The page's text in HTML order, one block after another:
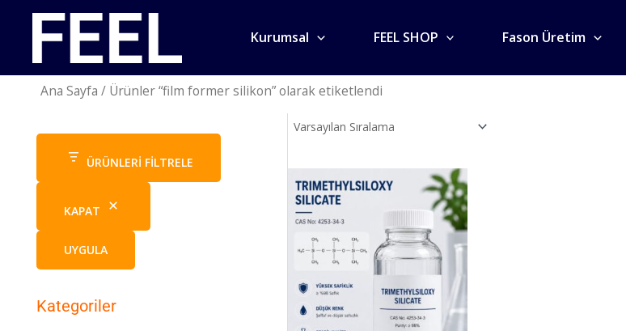
Kurumsal FEEL SHOP Fason Üretim
Ana Sayfa / Ürünler “film former silikon” olarak etiketlendi
ÜRÜNLERI FILTRELE
KAPAT
UYGULA
Kategoriler